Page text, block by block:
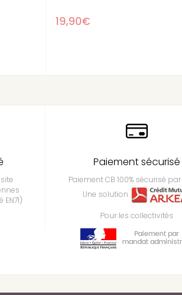
Paiement sécurisé
Paiement CB 100% sécurisé
Une solution
Pour les collectivités